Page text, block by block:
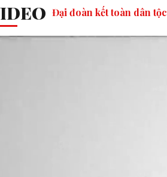
Đại đoàn kết toàn dân tộc